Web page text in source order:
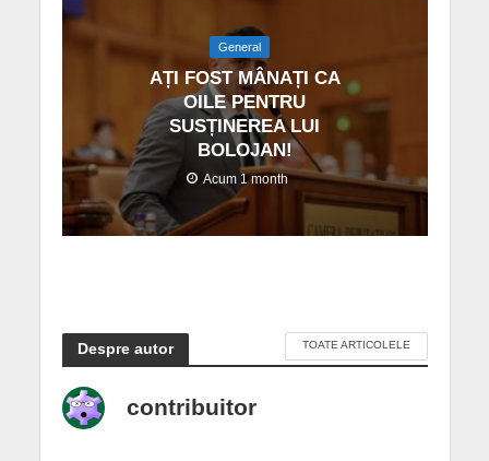
General
AȚI FOST MÂNAȚI CA
OILE PENTRU
SUSȚINEREA LUI
BOLOJAN!
Acum 1 month
Despre autor TOATE ARTICOLELE
contribuitor